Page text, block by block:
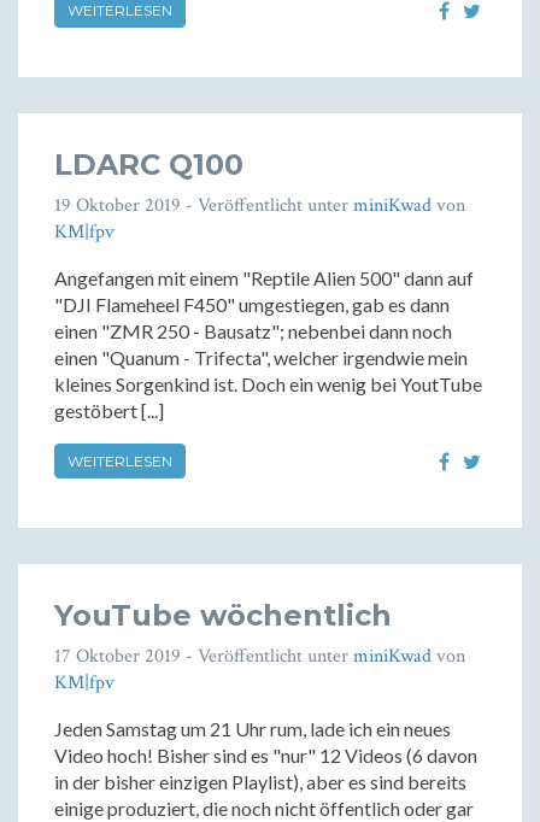
WEITERLESEN
LDARC Q100
19 Oktober 2019 - Veröffentlicht unterminiKwadvon
KM|fpv
Angefangen mit einem "Reptile Alien 500" dann auf
"DJI Flameheel F450" umgestiegen, gab es dann
einen "ZMR 250 - Bausatz"; nebenbei dann noch
einen "Quanum - Trifecta", welcher irgendwie mein
kleines Sorgenkind ist. Doch ein wenig bei YoutTube
gestöbert [...]
WEITERLESEN
YouTube wöchentlich
17 Oktober 2019 - Veröffentlicht unterminiKwadvon
KM|fpv
Jeden Samstag um 21 Uhr rum, lade ich ein neues
Video hoch! Bisher sind es "nur" 12 Videos (6 davon
in der bisher einzigen Playlist), aber es sind bereits
einige produziert, die noch nicht öffentlich oder gar